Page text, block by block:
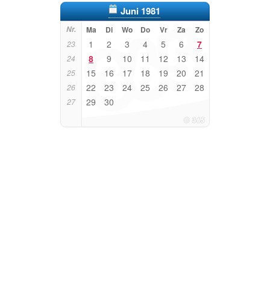
Juni 1981
Nr. Ma Di Wo Do Vr Za Zo
23 1 2 3 4 5 6 7
24 8 9 10 11 12 13 14
25 15 16 17 18 19 20 21
26 22 23 24 25 26 27 28
27 29 30